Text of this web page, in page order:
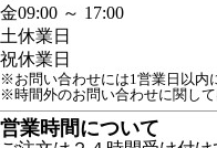
金09:00 ～ 17:00
土休業日
祝休業日
※お問い合わせには1営業日以内
※時間外のお問い合わせに関して
営業時間について